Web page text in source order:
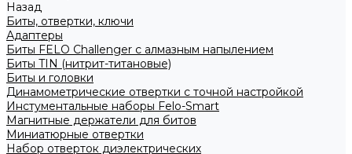
Назад
Биты, отвертки, ключи
Адаптеры
Биты FELO Challenger с алмазным напылением
Биты TIN (нитрит-титановые)
Биты и головки
Динамометрические отвертки с точной настройкой
Инстументальные наборы Felo-Smart
Магнитные держатели для битов
Миниатюрные отвертки
Набор отверток диэлектрических